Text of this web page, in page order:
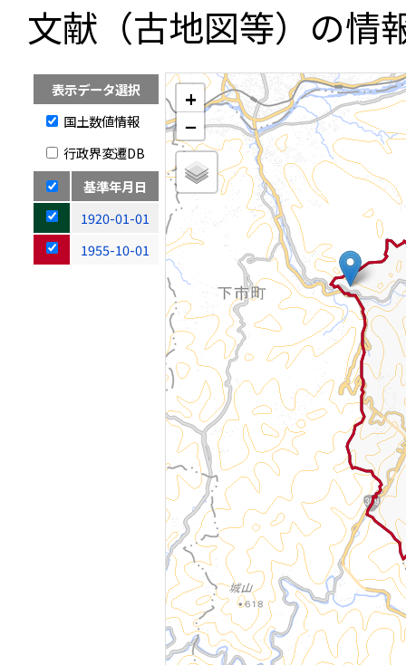
文献（古地図等）の情
表示データ選択
国土数値情報
行政界変遷DB
基準年月日
1920-01-01
1955-10-01
+
−